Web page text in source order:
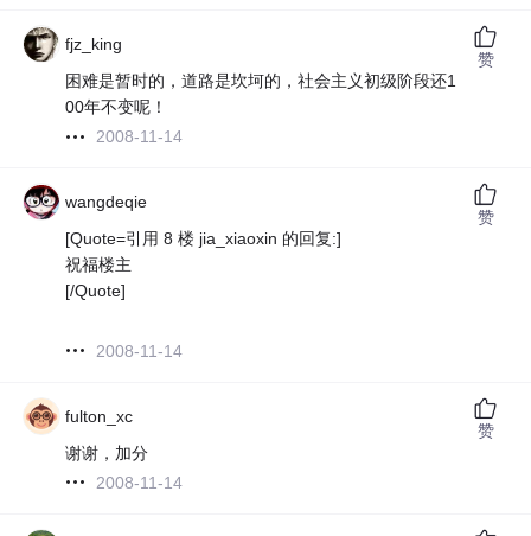
fjz_king
困难是暂时的，道路是坎坷的，社会主义初级阶段还1
00年不变呢！
2008-11-14
赞
wangdeqie
[Quote=引用 8 楼 jia_xiaoxin 的回复:]
祝福楼主
[/Quote]
2008-11-14
赞
fulton_xc
谢谢，加分
2008-11-14
赞